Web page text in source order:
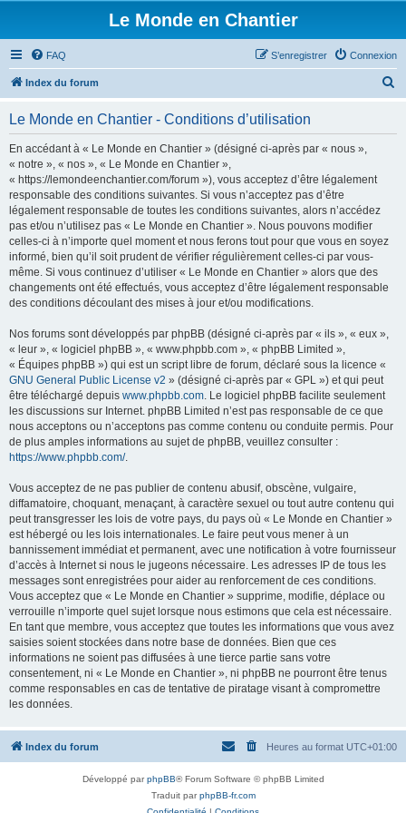
Le Monde en Chantier
FAQ Connexion
S’enregistrer
Index du forum
Le Monde en Chantier - Conditions d’utilisation
En accédant à « Le Monde en Chantier » (désigné ci-après par « nous »,
« notre », « nos », « Le Monde en Chantier »,
« https://lemondeenchantier.com/forum »), vous acceptez d’être légalement
responsable des conditions suivantes. Si vous n’acceptez pas d’être
légalement responsable de toutes les conditions suivantes, alors n’accédez
pas et/ou n’utilisez pas « Le Monde en Chantier ». Nous pouvons modifier
celles-ci à n’importe quel moment et nous ferons tout pour que vous en soyez
informé, bien qu’il soit prudent de vérifier régulièrement celles-ci par vous-
même. Si vous continuez d’utiliser « Le Monde en Chantier » alors que des
changements ont été effectués, vous acceptez d’être légalement responsable
des conditions découlant des mises à jour et/ou modifications.
Nos forums sont développés par phpBB (désigné ci-après par « ils », « eux »,
« leur », « logiciel phpBB », « www.phpbb.com », « phpBB Limited »,
« Équipes phpBB ») qui est un script libre de forum, déclaré sous la licence «
GNU General Public License v2 » (désigné ci-après par « GPL ») et qui peut
être téléchargé depuis www.phpbb.com. Le logiciel phpBB facilite seulement
les discussions sur Internet. phpBB Limited n’est pas responsable de ce que
nous acceptons ou n’acceptons pas comme contenu ou conduite permis. Pour
de plus amples informations au sujet de phpBB, veuillez consulter :
https://www.phpbb.com/.
Vous acceptez de ne pas publier de contenu abusif, obscène, vulgaire,
diffamatoire, choquant, menaçant, à caractère sexuel ou tout autre contenu qui
peut transgresser les lois de votre pays, du pays où « Le Monde en Chantier »
est hébergé ou les lois internationales. Le faire peut vous mener à un
bannissement immédiat et permanent, avec une notification à votre fournisseur
d’accès à Internet si nous le jugeons nécessaire. Les adresses IP de tous les
messages sont enregistrées pour aider au renforcement de ces conditions.
Vous acceptez que « Le Monde en Chantier » supprime, modifie, déplace ou
verrouille n’importe quel sujet lorsque nous estimons que cela est nécessaire.
En tant que membre, vous acceptez que toutes les informations que vous avez
saisies soient stockées dans notre base de données. Bien que ces
informations ne soient pas diffusées à une tierce partie sans votre
consentement, ni « Le Monde en Chantier », ni phpBB ne pourront être tenus
comme responsables en cas de tentative de piratage visant à compromettre
les données.
Index du forum Heures au format UTC+01:00
Développé parphpBB® Forum Software © phpBB Limited
Traduit parphpBB-fr.com